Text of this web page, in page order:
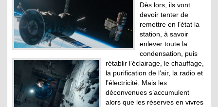
Dès lors, ils vont
devoir tenter de
remettre en l’état la
station, à savoir
enlever toute la
condensation, puis
rétablir l’éclairage, le chauffage,
la purification de l’air, la radio et
l’électricité. Mais les
déconvenues s’accumulent
alors que les réserves en vivres